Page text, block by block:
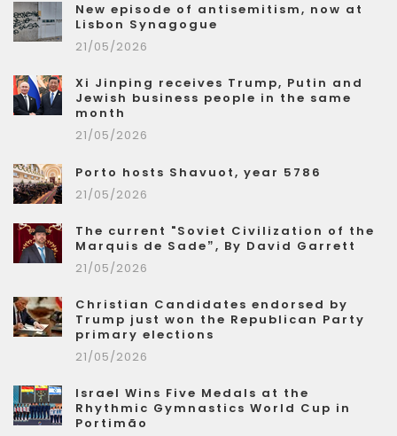
New episode of antisemitism, now at
Lisbon Synagogue
21/05/2026
Xi Jinping receives Trump, Putin and
Jewish business people in the same
month
21/05/2026
Porto hosts Shavuot, year 5786
21/05/2026
The current "Soviet Civilization of the
Marquis de Sade”, By David Garrett
21/05/2026
Christian Candidates endorsed by
Trump just won the Republican Party
primary elections
21/05/2026
Israel Wins Five Medals at the
Rhythmic Gymnastics World Cup in
Portimão